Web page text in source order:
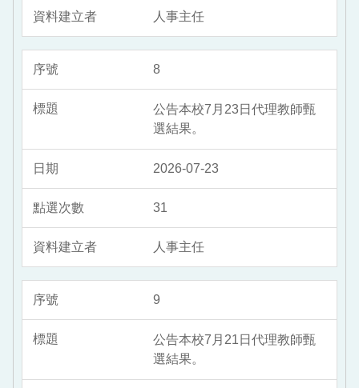
人事主任
8
公告本校7月23日代理教師甄
選結果。
2026-07-23
31
人事主任
9
公告本校7月21日代理教師甄
選結果。